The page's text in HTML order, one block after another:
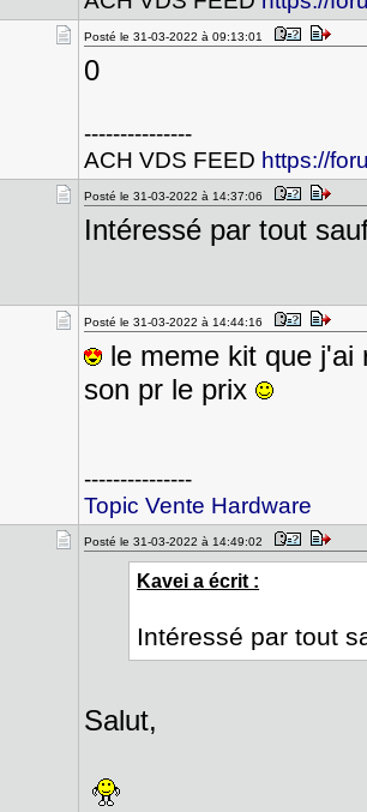
Posté le 31-03-2022 à 09:13:01
0
---------------
ACH VDS FEED https://
Posté le 31-03-2022 à 14:37:06
Intéressé par tout
Posté le 31-03-2022 à 14:44:16
le meme kit que j'ai
son pr le prix
---------------
Topic Vente Hardware
Posté le 31-03-2022 à 14:49:02
Kavei a écrit :
Intéressé par tout
Salut,